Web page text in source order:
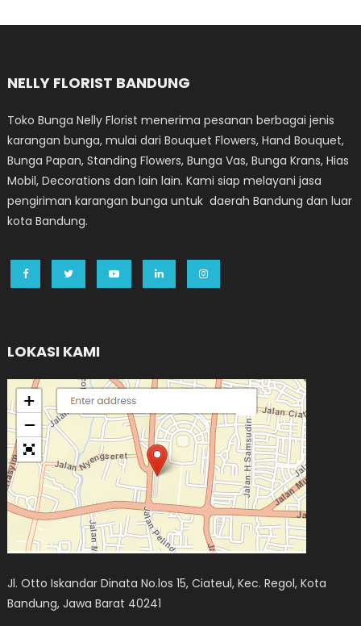
NELLY FLORIST BANDUNG
Toko Bunga Nelly Florist menerima pesanan berbagai jenis
karangan bunga, mulai dari Bouquet Flowers, Hand Bouquet,
Bunga Papan, Standing Flowers, Bunga Vas, Bunga Krans, Hias
Mobil, Decorations dan lain lain. Kami siap melayani jasa
pengiriman karangan bunga untuk daerah Bandung dan luar
kota Bandung.
LOKASI KAMI
Jl. Otto Iskandar Dinata No.los 15, Ciateul, Kec. Regol, Kota
Bandung, Jawa Barat 40241